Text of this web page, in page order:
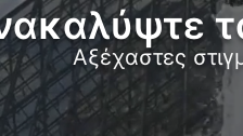
Αξέχαστες